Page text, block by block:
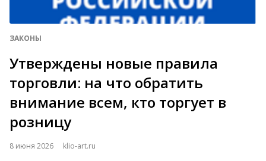
ЗАКОНЫ
Утверждены новые правила
торговли: на что обратить
внимание всем, кто торгует в
розницу
8 июня 2026 klio-art.ru